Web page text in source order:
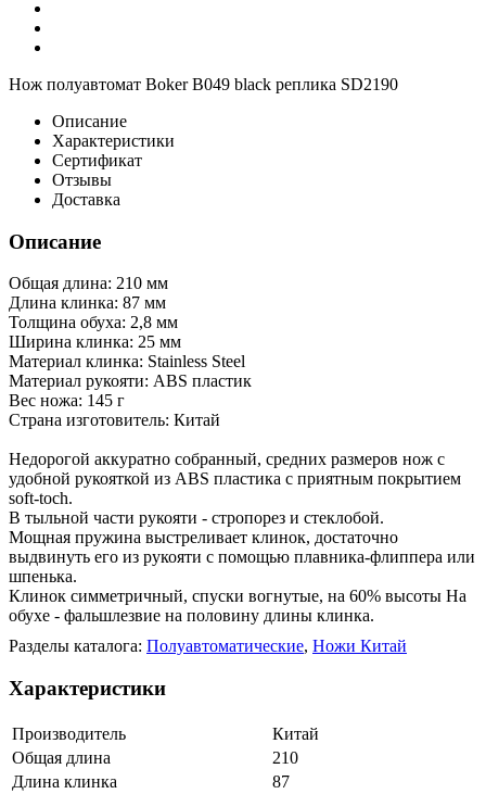
Нож полуавтомат Boker B049 black реплика SD2190
Описание
Характеристики
Сертификат
Отзывы
Доставка
Описание
Общая длина: 210 мм
Длина клинка: 87 мм
Толщина обуха: 2,8 мм
Ширина клинка: 25 мм
Материал клинка: Stainless Steel
Материал рукояти: ABS пластик
Вес ножа: 145 г
Страна изготовитель: Китай
Недорогой аккуратно собранный, средних размеров нож с
удобной рукояткой из ABS пластика с приятным покрытием
soft-toch.
В тыльной части рукояти - стропорез и стеклобой.
Мощная пружина выстреливает клинок, достаточно
выдвинуть его из рукояти с помощью плавника-флиппера или
шпенька.
Клинок симметричный, спуски вогнутые, на 60% высоты На
обухе - фальшлезвие на половину длины клинка.
Разделы каталога: Полуавтоматические, Ножи Китай
Характеристики
Производитель
Китай
Общая длина
210
Длина клинка
87